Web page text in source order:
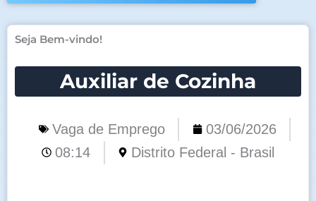
Seja Bem-vindo!
Auxiliar de Cozinha
Vaga de Emprego
03/06/2026
08:14
Distrito Federal - Brasil